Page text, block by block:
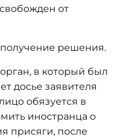
от
решения.
в который был
досье заявителя
обязуется в
иностранца о
присяги, после